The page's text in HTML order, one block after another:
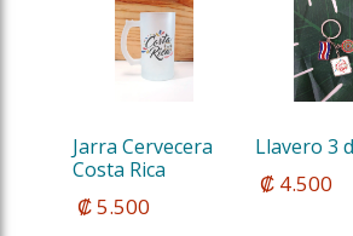
Jarra Cervecera
Costa Rica
₡ 5.500
Llavero 3
₡ 4.500